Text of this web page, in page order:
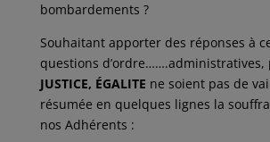
bombardements ?
Souhaitant apporter des réponses à
questions d’ordre…….administratives,
JUSTICE, ÉGALITE ne soient pas de
résumée en quelques lignes la
nos Adhérents :